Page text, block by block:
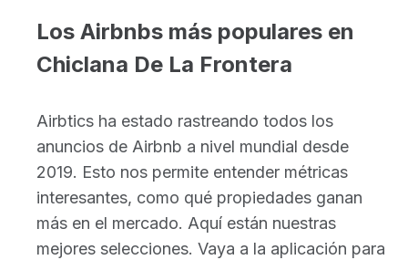
Los Airbnbs más populares en
Chiclana De La Frontera
Airbtics ha estado rastreando todos los
anuncios de Airbnb a nivel mundial desde
2019. Esto nos permite entender métricas
interesantes, como qué propiedades ganan
más en el mercado. Aquí están nuestras
mejores selecciones. Vaya a la aplicación para